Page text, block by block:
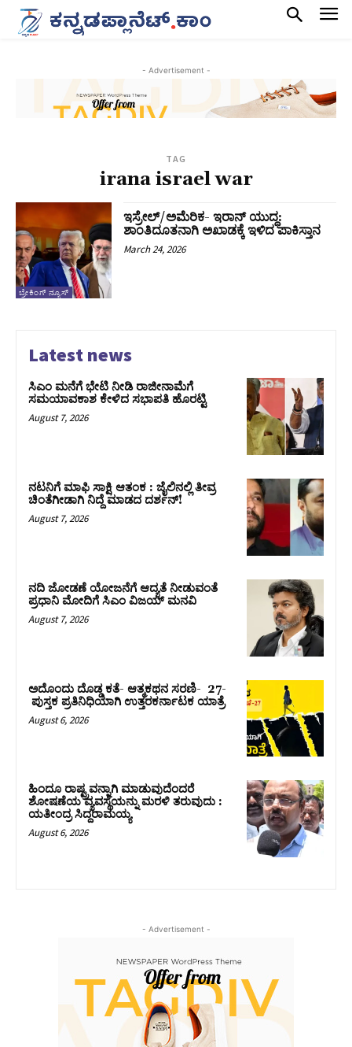
- Advertisement -
TAG
irana israel war
ಬ್ರೇಕಿಂಗ್ ನ್ಯೂಸ್
ಇಸ್ರೇಲ್/ಅಮೆರಿಕ- ಇರಾನ್‌ ಯುದ್ಧ:
ಶಾಂತಿದೂತನಾಗಿ ಅಖಾಡಕ್ಕೆ ಇಳಿದ ಪಾಕಿಸ್ತಾನ
March 24, 2026
Latest news
ಸಿಎಂ ಮನೆಗೆ ಭೇಟಿ ನೀಡಿ ರಾಜೀನಾಮೆಗೆ
ಸಮಯಾವಕಾಶ ಕೇಳಿದ ಸಭಾಪತಿ ಹೊರಟ್ಟಿ
August 7, 2026
ನಟನಿಗೆ ಮಾಫಿ ಸಾಕ್ಷಿ ಆತಂಕ : ಜೈಲಿನಲ್ಲಿ ತೀವ್ರ
ಚಿಂತೆಗೀಡಾಗಿ ನಿದ್ದೆ ಮಾಡದ ದರ್ಶನ್!
August 7, 2026
ನದಿ ಜೋಡಣೆ ಯೋಜನೆಗೆ ಆದ್ಯತೆ ನೀಡುವಂತೆ
ಪ್ರಧಾನಿ ಮೋದಿಗೆ ಸಿಎಂ ವಿಜಯ್‌ ಮನವಿ
August 7, 2026
ಅದೊಂದು ದೊಡ್ಡ ಕತೆ- ಆತ್ಮಕಥನ ಸರಣಿ- 27-
ಪುಸ್ತಕ ಪ್ರತಿನಿಧಿಯಾಗಿ ಉತ್ತರಕರ್ನಾಟಕ ಯಾತ್ರೆ
August 6, 2026
ಹಿಂದೂ ರಾಷ್ಟ್ರವನ್ನಾಗಿ ಮಾಡುವುದೆಂದರೆ
ಶೋಷಣೆಯ ವ್ಯವಸ್ಥೆಯನ್ನು ಮರಳಿ ತರುವುದು :
ಯತೀಂದ್ರ ಸಿದ್ದರಾಮಯ್ಯ
August 6, 2026
- Advertisement -